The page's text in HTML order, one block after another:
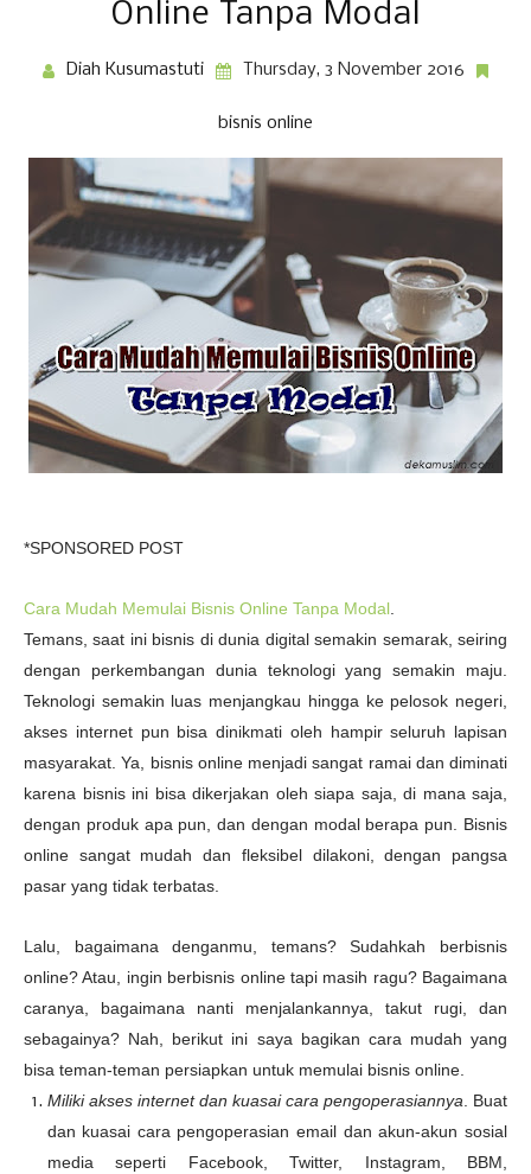
Online Tanpa Modal
Diah Kusumastuti Thursday, 3 November 2016
bisnis online
*SPONSORED POST
Cara Mudah Memulai Bisnis Online Tanpa Modal
Temans, saat ini bisnis di dunia digital semakin semarak, seiring
dengan perkembangan dunia teknologi yang semakin maju.
Teknologi semakin luas menjangkau hingga ke pelosok negeri,
akses internet pun bisa dinikmati oleh hampir seluruh lapisan
masyarakat. Ya, bisnis online menjadi sangat ramai dan diminati
karena bisnis ini bisa dikerjakan oleh siapa saja, di mana saja,
dengan produk apa pun, dan dengan modal berapa pun. Bisnis
online sangat mudah dan fleksibel dilakoni, dengan pangsa
pasar yang tidak terbatas.
Lalu, bagaimana denganmu, temans? Sudahkah berbisnis
online? Atau, ingin berbisnis online tapi masih ragu? Bagaimana
caranya, bagaimana nanti menjalankannya, takut rugi, dan
sebagainya? Nah, berikut ini saya bagikan cara mudah yang
bisa teman-teman persiapkan untuk memulai bisnis online.
Miliki akses internet dan kuasai cara pengoperasiannya . Buat
dan kuasai cara pengoperasian email dan akun-akun sosial
media seperti Facebook, Twitter, Instagram, BBM,